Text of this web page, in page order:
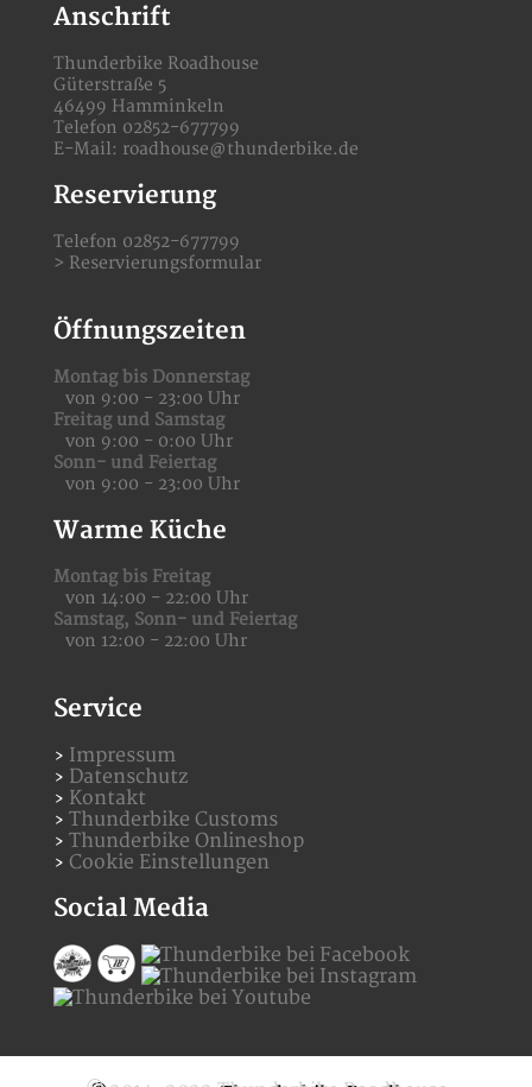
Anschrift
Thunderbike Roadhouse
Güterstraße 5
46499 Hamminkeln
Telefon 02852-677799
E-Mail: roadhouse@thunderbike.de
Reservierung
Telefon 02852-677799
> Reservierungsformular
Öffnungszeiten
Montag bis Donnerstag
von 9:00 - 23:00 Uhr
Freitag und Samstag
von 9:00 - 0:00 Uhr
Sonn- und Feiertag
von 9:00 - 23:00 Uhr
Warme Küche
Montag bis Freitag
von 14:00 - 22:00 Uhr
Samstag, Sonn- und Feiertag
von 12:00 - 22:00 Uhr
Service
Impressum
Datenschutz
Kontakt
Thunderbike Customs
Thunderbike Onlineshop
Cookie Einstellungen
Social Media